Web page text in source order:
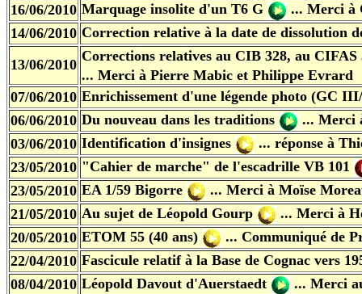
16/06/2010 Marquage insolite d'un T6 G
... Merci à
14/06/2010 Correction relative à la date de dissolution
13/06/2010
Corrections relatives au CIB 328, au CIFAS
... Merci à Pierre Mabic et Philippe Evrard
07/06/2010 Enrichissement d'une légende photo (GC
06/06/2010 Du nouveau dans les traditions
... Merci
03/06/2010 Identification d'insignes
... réponse à
23/05/2010 "Cahier de marche" de l'escadrille VB 101
23/05/2010 EA 1/59 Bigorre
... Merci à Moïse
21/05/2010 Au sujet de Léopold Gourp
... Merci à
20/05/2010 ETOM 55 (40 ans)
... Communiqué de
22/04/2010 Fascicule relatif à la Base de Cognac vers
08/04/2010 Léopold Davout d'Auerstaedt
... Merci